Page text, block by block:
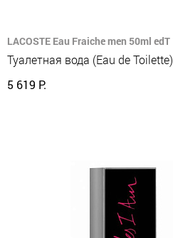
LACOSTE Eau Fraiche men 50ml edT
Туалетная вода (Eau de Toilette)
5 619 Р.